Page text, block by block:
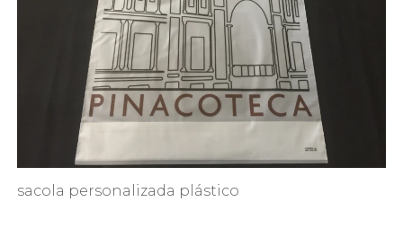
sacola personalizada plástico